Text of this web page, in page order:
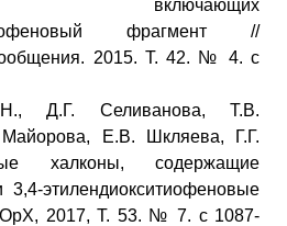
включающих
фрагмент //
2015. Т. 42. № 4. c
Д.Г. Селиванова, Т.В.
Е.В. Шкляева, Г.Г.
халконы, содержащие
3,4-этилендиокситиофеновые
2017, Т. 53. № 7. c 1087-